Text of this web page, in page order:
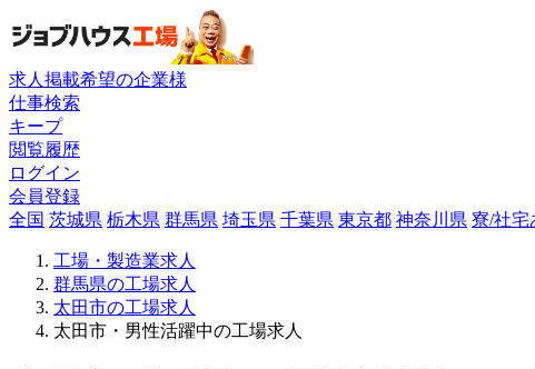
求人掲載希望の企業様
仕事検索
キープ
閲覧履歴
ログイン
会員登録
全国 茨城県 栃木県 群馬県 埼玉県 千葉県 東京都 神奈川県 寮/社宅
工場・製造業求人
群馬県の工場求人
太田市の工場求人
太田市・男性活躍中の工場求人